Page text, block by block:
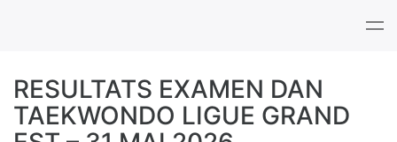
A
RESULTATS EXAMEN DAN
TAEKWONDO LIGUE GRAND